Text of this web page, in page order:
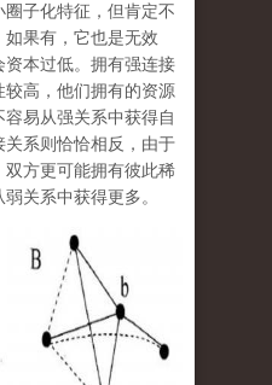
子化特征，但肯定不
果有，它也是无效
本过低。拥有强连接
高，他们拥有的资源
易从强关系中获得自
系则恰恰相反，由于
方更可能拥有彼此稀
关系中获得更多。